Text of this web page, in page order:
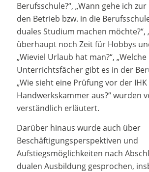
Berufsschule?“, „Wann gehe ich
den Betrieb bzw. in die
duales Studium machen möchte?“,
überhaupt noch Zeit für Hobbys
„Wieviel Urlaub hat man?“, „Welche
Unterrichtsfächer gibt es in der
„Wie sieht eine Prüfung vor der
Handwerkskammer aus?“ wurden
verständlich erläutert.
Darüber hinaus wurde auch über
Beschäftigungsperspektiven und
Aufstiegsmöglichkeiten nach
dualen Ausbildung gesprochen,